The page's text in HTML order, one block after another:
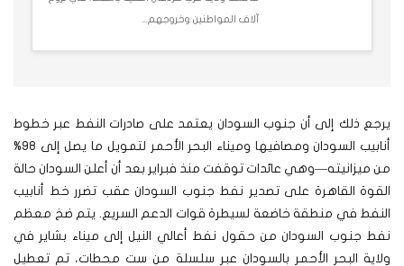
آلاف المواطنين وخروجهم...
يرجع ذلك إلى أن جنوب السودان يعتمد على صادرات النفط عبر خطوط
أنابيب السودان ومصافيها وميناء البحر الأحمر لتمويل ما يصل إلى 98%
من ميزانيته—وهي عائدات توقفت منذ فبراير بعد أن أعلن السودان حالة
القوة القاهرة على تصدير نفط جنوب السودان عقب تضرر خط أنابيب
النفط في منطقة خاضعة لسيطرة قوات الدعم السريع. يتم ضخ معظم
نفط جنوب السودان من حقول نفط أعالي النيل إلى ميناء بشاير في
ولاية البحر الأحمر بالسودان عبر سلسلة من ست محطات، تم تعطيل